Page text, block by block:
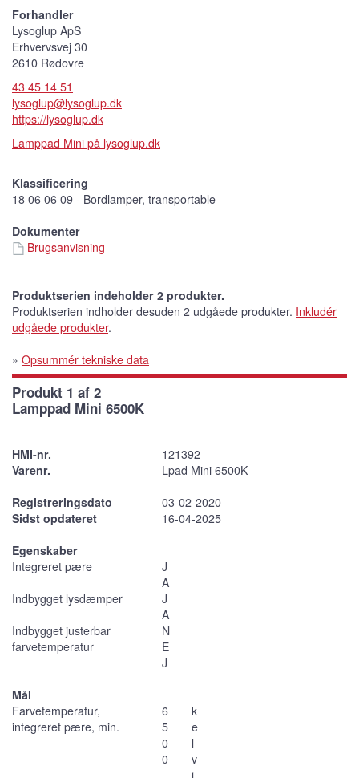
Forhandler
Lysoglup ApS
Erhvervsvej 30
2610 Rødovre
43 45 14 51
lysoglup@lysoglup.dk
https://lysoglup.dk
Lamppad Mini på lysoglup.dk
Klassificering
18 06 06 09 - Bordlamper, transportable
Dokumenter
Brugsanvisning
Produktserien indeholder 2 produkter.
Produktserien indholder desuden 2 udgåede produkter. Inkludér
udgåede produkter.
» Opsummér tekniske data
Produkt 1 af 2
Lamppad Mini 6500K
HMI-nr.
121392
Varenr.
Lpad Mini 6500K
Registreringsdato
03-02-2020
Sidst opdateret
16-04-2025
Egenskaber
Integreret pære
J
A
Indbygget lysdæmper
J
A
Indbygget justerbar
farvetemperatur
N
E
J
Mål
Farvetemperatur,
integreret pære, min.
6
5
0
0
k
e
l
v